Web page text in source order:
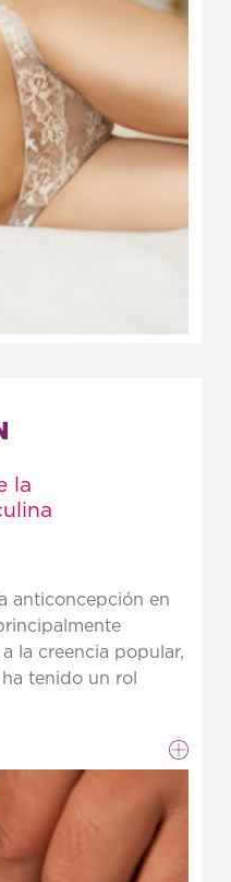
la
anticoncepción en
la creencia popular,
tenido un rol